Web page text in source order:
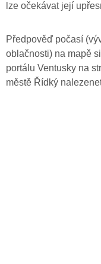
lze očekávat její
Předpověď počasí
oblačnosti) na mapě
portálu Ventusky na
městě Řídký